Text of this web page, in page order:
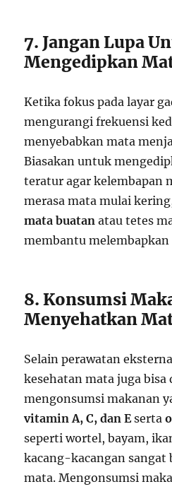
7. Jangan Lupa
Mengedipkan
Ketika fokus pada layar
mengurangi frekuensi
menyebabkan mata
Biasakan untuk
teratur agar kelembapan
merasa mata mulai
mata buatan atau tetes
membantu melembapkan
8. Konsumsi
Menyehatkan
Selain perawatan
kesehatan mata juga
mengonsumsi makanan
vitamin A, C, dan Eserta
seperti wortel, bayam,
kacang-kacangan
mata. Mengonsumsi